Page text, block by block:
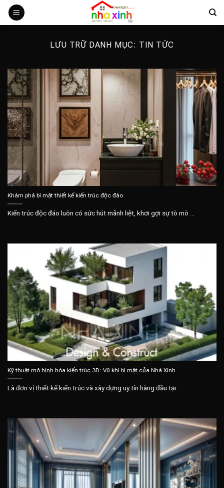
qua
LƯU TRỮ DANH MỤC: TIN TỨC
Khám phá bí mật thiết kế kiến trúc độc đáo
Kiến trúc độc đáo luôn có sức hút mãnh liệt, khơi gợi sự tò mò ...
Kỹ thuật mô hình hóa kiến trúc 3D: Vũ khí bí mật của Nhà Xinh
Là đơn vị thiết kế kiến trúc và xây dựng uy tín hàng đầu tại ...